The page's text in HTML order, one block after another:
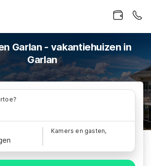
Garlan - vakantiehuizen in
Garlan
Kamers en gasten,